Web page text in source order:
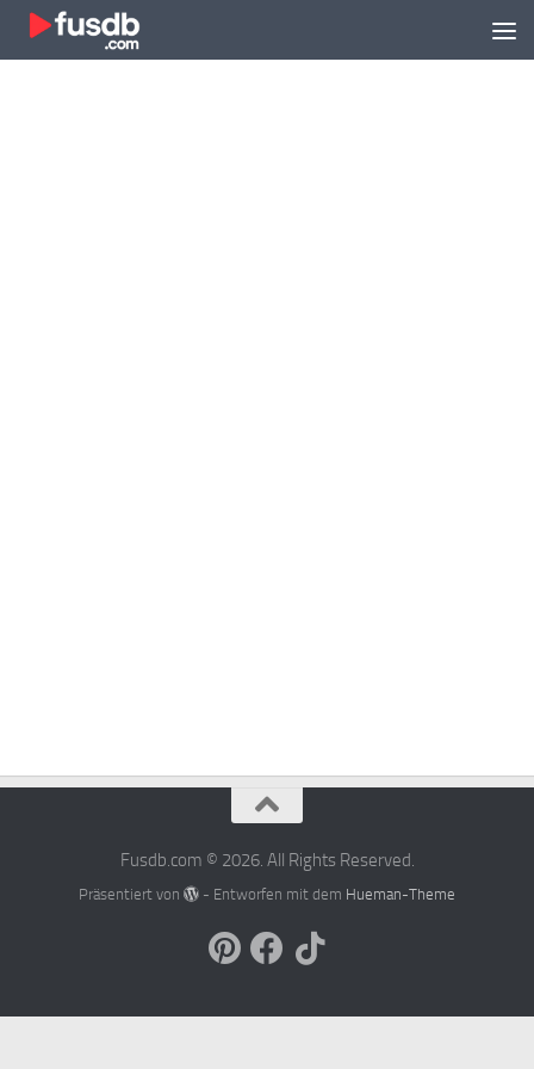
Zum Inhalt springen
Fusdb.com © 2026. All Rights Reserved.
Präsentiert von - Entworfen mit dem Hueman-Theme